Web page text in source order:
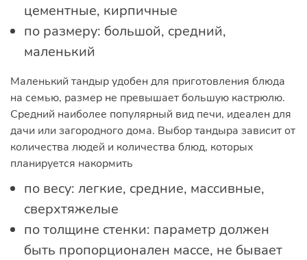
цементные, кирпичные
по размеру: большой, средний,
маленький
Маленький тандыр удобен для приготовления блюда
на семью, размер не превышает большую кастрюлю.
Средний наиболее популярный вид печи, идеален для
дачи или загородного дома. Выбор тандыра зависит от
количества людей и количества блюд, которых
планируется накормить
по весу: легкие, средние, массивные,
сверхтяжелые
по толщине стенки: параметр должен
быть пропорционален массе, не бывает